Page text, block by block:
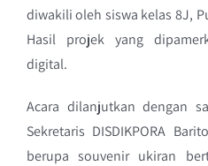
diwakili oleh siswa kelas 8J,
Hasil projek yang
digital.
Acara dilanjutkan dengan
Sekretaris DISDIKPORA
berupa souvenir ukiran